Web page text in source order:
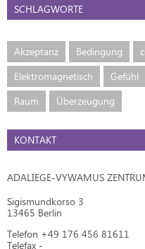
SCHLAGWORTE
Akzeptanz Bedingung
Elektromagnetisch
Gefühl
Raum
Überzeugung
KONTAKT
ADALIEGE-VYWAMUS
Sigismundkorso 3
13465 Berlin
Telefon +49 176 456 81611
Telefax -